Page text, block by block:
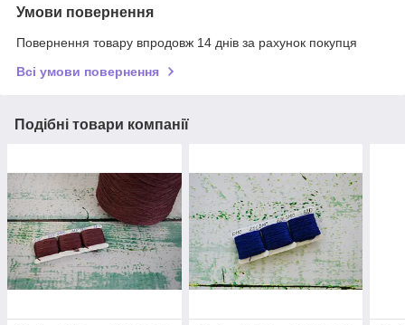
Умови повернення
Повернення товару впродовж 14 днів за рахунок покупця
Всі умови повернення
Подібні товари компанії